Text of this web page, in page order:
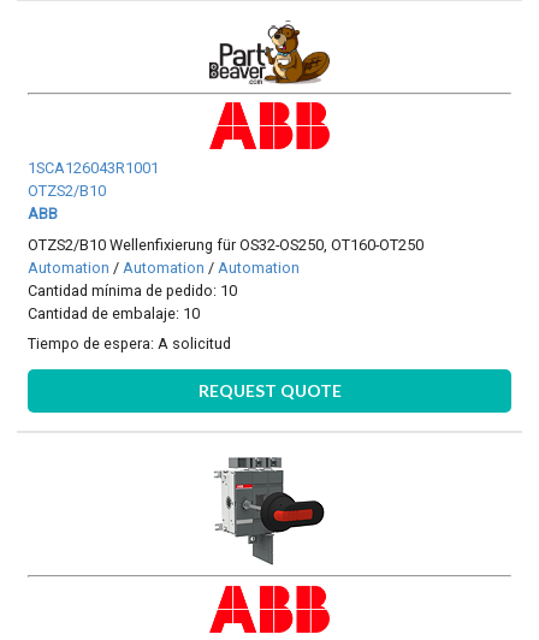
1SCA126043R1001
OTZS2/B10
ABB
OTZS2/B10 Wellenfixierung für OS32-OS250, OT160-OT250
Automation / Automation / Automation
Cantidad mínima de pedido: 10
Cantidad de embalaje: 10
Tiempo de espera: A solicitud
REQUEST QUOTE